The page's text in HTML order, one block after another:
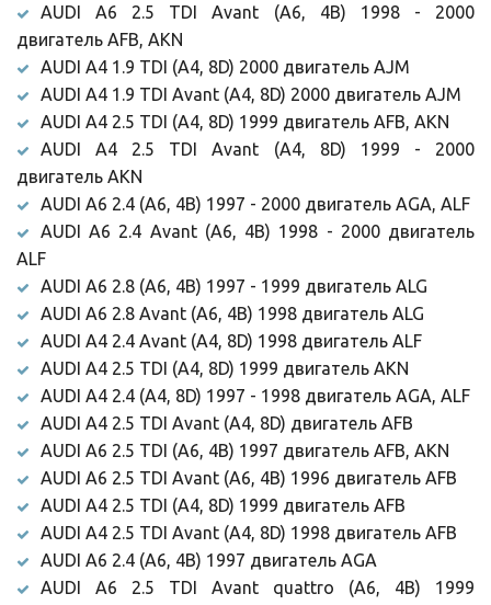
AUDI A6 2.5 TDI Avant (A6, 4B) 1998 - 2000
двигатель AFB, AKN
AUDI A4 1.9 TDI (A4, 8D) 2000 двигатель AJM
AUDI A4 1.9 TDI Avant (A4, 8D) 2000 двигатель AJM
AUDI A4 2.5 TDI (A4, 8D) 1999 двигатель AFB, AKN
AUDI A4 2.5 TDI Avant (A4, 8D) 1999 - 2000
двигатель AKN
AUDI A6 2.4 (A6, 4B) 1997 - 2000 двигатель AGA, ALF
AUDI A6 2.4 Avant (A6, 4B) 1998 - 2000 двигатель
ALF
AUDI A6 2.8 (A6, 4B) 1997 - 1999 двигатель ALG
AUDI A6 2.8 Avant (A6, 4B) 1998 двигатель ALG
AUDI A4 2.4 Avant (A4, 8D) 1998 двигатель ALF
AUDI A4 2.5 TDI (A4, 8D) 1999 двигатель AKN
AUDI A4 2.4 (A4, 8D) 1997 - 1998 двигатель AGA, ALF
AUDI A4 2.5 TDI Avant (A4, 8D) двигатель AFB
AUDI A6 2.5 TDI (A6, 4B) 1997 двигатель AFB, AKN
AUDI A6 2.5 TDI Avant (A6, 4B) 1996 двигатель AFB
AUDI A4 2.5 TDI (A4, 8D) 1999 двигатель AFB
AUDI A4 2.5 TDI Avant (A4, 8D) 1998 двигатель AFB
AUDI A6 2.4 (A6, 4B) 1997 двигатель AGA
AUDI A6 2.5 TDI Avant quattro (A6, 4B) 1999